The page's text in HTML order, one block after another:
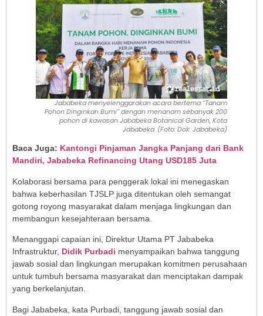
Jababeka menyelenggarakan acara bertema “Tanam
Pohon Dinginkan Bumi” dengan menanam sebanyak 200
pohon di kawasan Jababeka Botanical Garden, Kota
Jababeka. (Foto: Dok. Jababeka)
Baca Juga: Kantongi Pinjaman Jangka Panjang dari Bank
Mandiri, Jababeka Refinancing Utang USD185 Juta
Kolaborasi bersama para penggerak lokal ini menegaskan
bahwa keberhasilan TJSLP juga ditentukan oleh semangat
gotong royong masyarakat dalam menjaga lingkungan dan
membangun kesejahteraan bersama.
Menanggapi capaian ini, Direktur Utama PT Jababeka
Infrastruktur, Didik Purbadi menyampaikan bahwa tanggung
jawab sosial dan lingkungan merupakan komitmen perusahaan
untuk tumbuh bersama masyarakat dan menciptakan dampak
yang berkelanjutan.
Bagi Jababeka, kata Purbadi, tanggung jawab sosial dan